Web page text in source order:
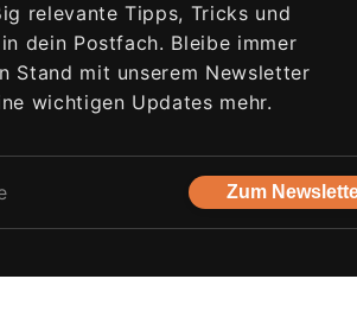
relevante Tipps, Tricks und
dein Postfach. Bleibe immer
Stand mit unserem Newsletter
wichtigen Updates mehr.
Zum